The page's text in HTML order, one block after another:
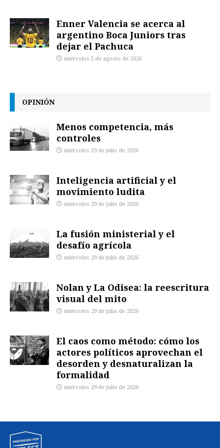
Enner Valencia se acerca al
argentino Boca Juniors tras
dejar el Pachuca
miércoles 5 de agosto de 2026
OPINIÓN
Menos competencia, más
controles
miércoles 29 de julio de 2026
Inteligencia artificial y el
movimiento ludita
miércoles 29 de julio de 2026
La fusión ministerial y el
desafío agrícola
miércoles 29 de julio de 2026
Nolan y La Odisea: la reescritura
visual del mito
miércoles 29 de julio de 2026
El caos como método: cómo los
actores políticos aprovechan el
desorden y desnaturalizan la
formalidad
miércoles 29 de julio de 2026